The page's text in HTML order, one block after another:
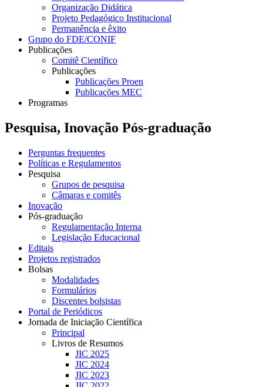
Organização Didática
Projeto Pedagógico Institucional
Permanência e êxito
Grupo do FDE/CONIF
Publicações
Comitê Científico
Publicações
Publicações Proen
Publicações MEC
Programas
Pesquisa, Inovação Pós-graduação
Perguntas frequentes
Políticas e Regulamentos
Pesquisa
Grupos de pesquisa
Câmaras e comitês
Inovação
Pós-graduação
Regulamentação Interna
Legislação Educacional
Editais
Projetos registrados
Bolsas
Modalidades
Formulários
Discentes bolsistas
Portal de Periódicos
Jornada de Iniciação Científica
Principal
Livros de Resumos
JIC 2025
JIC 2024
JIC 2023